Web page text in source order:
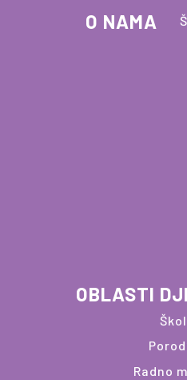
O NAMA
OBLASTI
Radno